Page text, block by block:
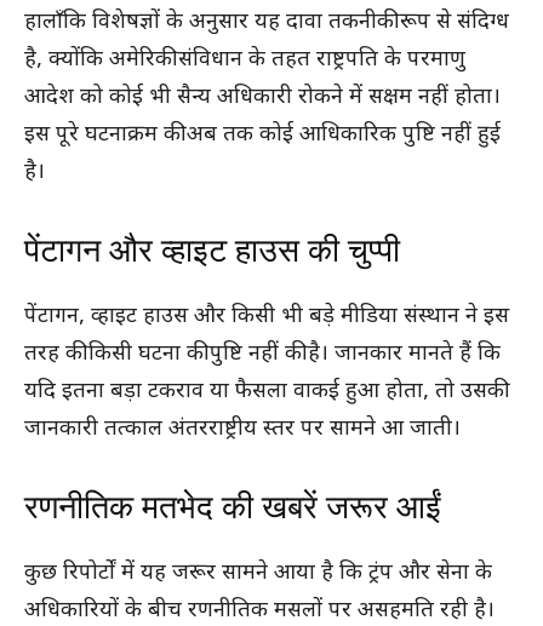
हालाँकि विशेषज्ञों के अनुसार यह दावा तकनीकी रूप से संदिग्ध
है, क्योंकि अमेरिकी संविधान के तहत राष्ट्रपति के परमाणु
आदेश को कोई भी सैन्य अधिकारी रोकने में सक्षम नहीं होता।
इस पूरे घटनाक्रम की अब तक कोई आधिकारिक पुष्टि नहीं हुई
है।
पेंटागन और व्हाइट हाउस की चुप्पी
पेंटागन, व्हाइट हाउस और किसी भी बड़े मीडिया संस्थान ने इस
तरह की किसी घटना की पुष्टि नहीं की है। जानकार मानते हैं कि
यदि इतना बड़ा टकराव या फैसला वाकई हुआ होता, तो उसकी
जानकारी तत्काल अंतरराष्ट्रीय स्तर पर सामने आ जाती।
रणनीतिक मतभेद की खबरें जरूर आईं
कुछ रिपोर्टों में यह जरूर सामने आया है कि ट्रंप और सेना के
अधिकारियों के बीच रणनीतिक मसलों पर असहमति रही है।